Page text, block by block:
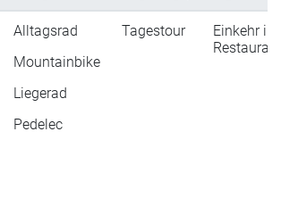
Alltagsrad
Mountainbike
Liegerad
Pedelec
Tagestour
Einkehr in